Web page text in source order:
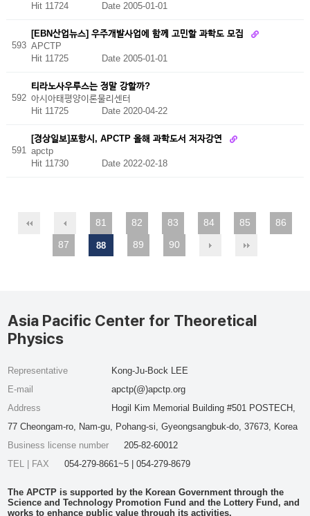
Hit 11724
Date 2005-01-01
593
[EBN산업뉴스] 우주개발사업에 함께 고민할 과학도 모집
APCTP
Hit 11725
Date 2005-01-01
592
티라노사우루스는 정말 강할까?
아시아태평양이론물리센터
Hit 11725 Date 2020-04-22
591
[경상일보]포항시, APCTP 올해 과학도서 저자강연
apctp
Hit 11730
Date 2022-02-18
81 82 83 84 85
86
87
88 89 90
Asia Pacific Center for Theoretical
Physics
Representative
Kong-Ju-Bock LEE
E-mail
apctp(@)apctp.org
Address
Hogil Kim Memorial Building #501 POSTECH,
77 Cheongam-ro, Nam-gu, Pohang-si, Gyeongsangbuk-do, 37673, Korea
Business license number
205-82-60012
TEL | FAX
054-279-8661~5 | 054-279-8679
The APCTP is supported by the Korean Government through the
Science and Technology Promotion Fund and the Lottery Fund, and
works to enhance public value through its activities.